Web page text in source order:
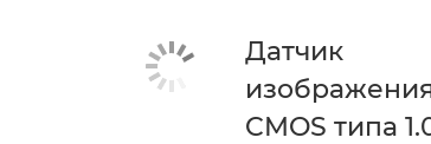
Датчик
CMOS типа